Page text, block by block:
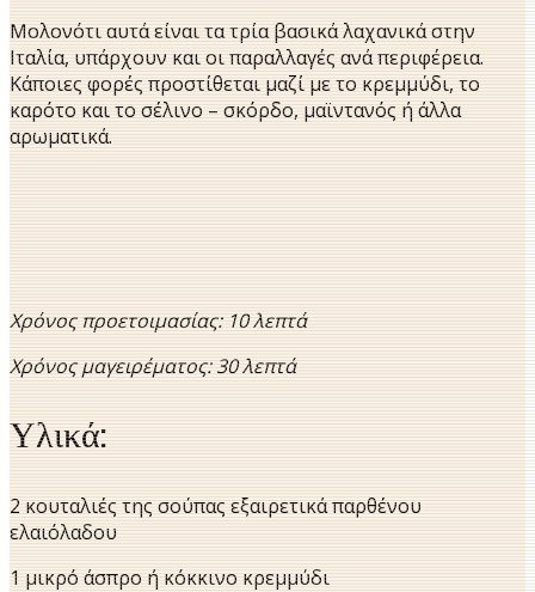
Μολονότι αυτά είναι τα τρία βασικά λαχανικά στην
Ιταλία, υπάρχουν και οι παραλλαγές ανά περιφέρεια.
Κάποιες φορές προστίθεται μαζί με το κρεμμύδι, το
καρότο και το σέλινο – σκόρδο, μαϊντανός ή άλλα
αρωματικά.
Χρόνος προετοιμασίας: 10 λεπτά
Χρόνος μαγειρέματος: 30 λεπτά
Υλικά:
2 κουταλιές της σούπας εξαιρετικά παρθένου
ελαιόλαδου
1 μικρό άσπρο ή κόκκινο κρεμμύδι